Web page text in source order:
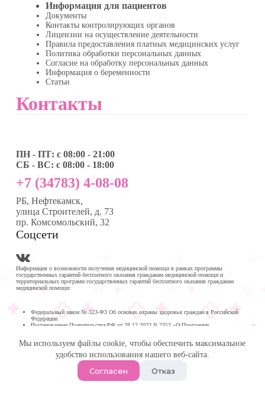
Мы используем файлы cookie, чтобы обеспечить максимальное
удобство использования нашего веб-сайта.
Согласен Отказ
Информация для пациентов
Документы
Контакты контролирующих органов
Лицензии на осуществление деятельности
Правила предоставления платных медицинских услуг
Политика обработки персональных данных
Согласие на обработку персональных данных
Информация о беременности
Статьи
Контакты
ПН - ПТ: с 08:00 - 21:00
СБ - ВС: с 08:00 - 18:00
+7 (34783) 4-08-08
РБ, Нефтекамск,
улица Строителей, д. 73
пр. Комсомольский, 32
Соцсети
Информация о возможности получения медицинской помощи в рамках программы
государственных гарантий бесплатного оказания гражданам медицинской помощи и
территориальных программ государственных гарантий бесплатного оказания гражданам
медицинской помощи:
Федеральный закон № 323-ФЗ Об основах охраны здоровья граждан в Российской
Федерации
Постановление Правительства РФ от 28.12.2023 N 2353 «О Программе
Программа государственных гарантий бесплатного оказания гражданам медицинской
Республике Башкортостан на 2024 год и на плановый период 2025 и 2026 годов
Медика Плюс
| Многопрофильная клиника в